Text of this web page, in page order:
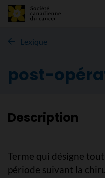
Lexique
post-
Description
Terme qui désigne
période suivant la